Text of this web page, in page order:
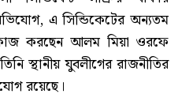
এ সিন্ডিকেটের অন্যতম
কাজ করছেন আলম মিয়া ওরফে
স্থানীয় যুবলীগের রাজনীতির
রয়েছে।